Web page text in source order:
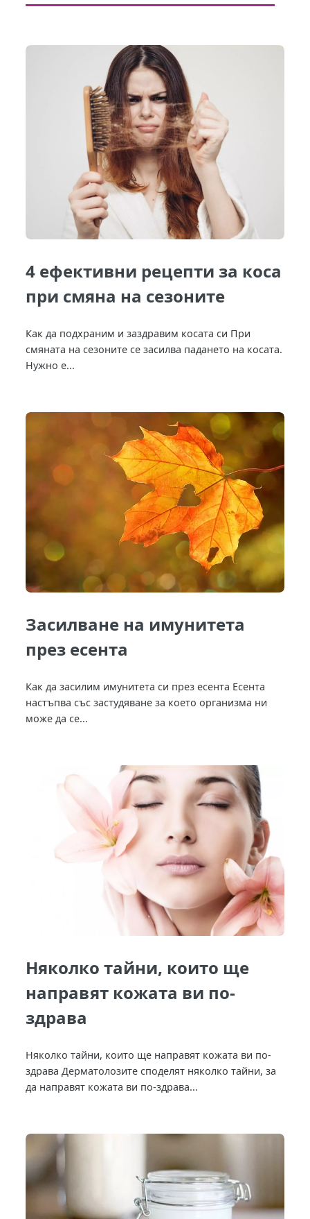
4 ефективни рецепти за коса
при смяна на сезоните
Как да подхраним и заздравим косата си При
смяната на сезоните се засилва падането на косата.
Нужно е...
Засилване на имунитета
през есента
Как да засилим имунитета си през есента Есента
настъпва със застудяване за което организма ни
може да се...
Няколко тайни, които ще
направят кожата ви по-
здрава
Няколко тайни, които ще направят кожата ви по-
здрава Дерматолозите споделят няколко тайни, за
да направят кожата ви по-здрава...